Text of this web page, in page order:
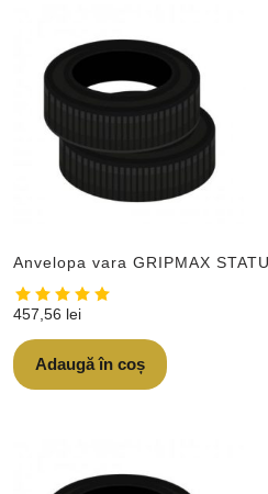
Anvelopa vara GRIPMAX
457,56 lei
Adaugă în coș